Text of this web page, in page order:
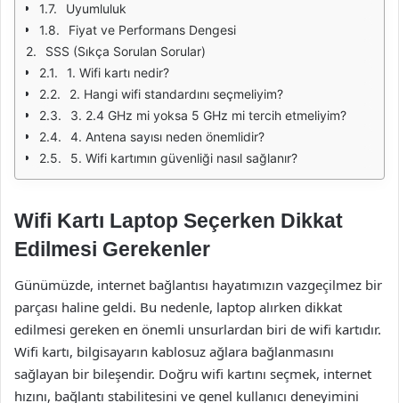
Uyumluluk
Fiyat ve Performans Dengesi
SSS (Sıkça Sorulan Sorular)
1. Wifi kartı nedir?
2. Hangi wifi standardını seçmeliyim?
3. 2.4 GHz mi yoksa 5 GHz mi tercih etmeliyim?
4. Antena sayısı neden önemlidir?
5. Wifi kartımın güvenliği nasıl sağlanır?
Wifi Kartı Laptop Seçerken Dikkat
Edilmesi Gerekenler
Günümüzde, internet bağlantısı hayatımızın vazgeçilmez bir
parçası haline geldi. Bu nedenle, laptop alırken dikkat
edilmesi gereken en önemli unsurlardan biri de wifi kartıdır.
Wifi kartı, bilgisayarın kablosuz ağlara bağlanmasını
sağlayan bir bileşendir. Doğru wifi kartını seçmek, internet
hızını, bağlantı stabilitesini ve genel kullanıcı deneyimini